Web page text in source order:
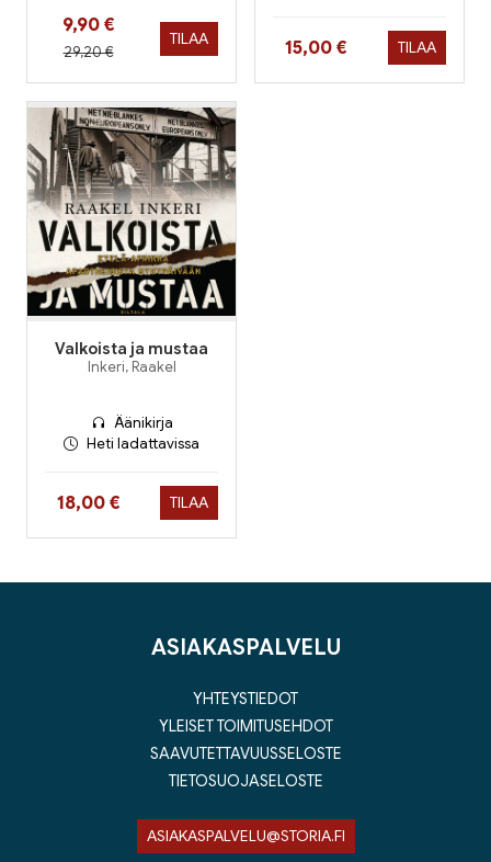
Hinta nyt
9,90 €
Hinta aiemmin
29,20 €
TILAA Hinta nyt
15,00 € TILAA
Valkoista ja mustaa
Inkeri, Raakel
Äänikirja
Heti ladattavissa
Hinta nyt
18,00 € TILAA
ASIAKASPALVELU
YHTEYSTIEDOT
YLEISET TOIMITUSEHDOT
SAAVUTETTAVUUSSELOSTE
TIETOSUOJASELOSTE
ASIAKASPALVELU@STORIA.FI